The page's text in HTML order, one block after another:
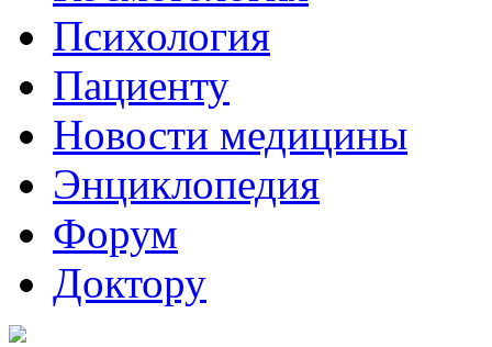
Психология
Пациенту
Новости медицины
Энциклопедия
Форум
Доктору